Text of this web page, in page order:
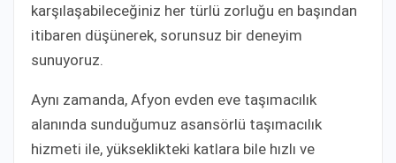
karşılaşabileceğiniz her türlü zorluğu en başından
itibaren düşünerek, sorunsuz bir deneyim
sunuyoruz.
Aynı zamanda, Afyon evden eve taşımacılık
alanında sunduğumuz asansörlü taşımacılık
hizmeti ile, yükseklikteki katlara bile hızlı ve